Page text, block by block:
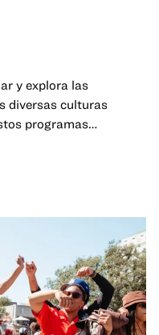
y explora las
diversas culturas
programas
Año Nuevo Lunar a
AAPI se
círculos de curación